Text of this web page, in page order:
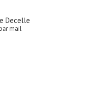
Decelle
mail